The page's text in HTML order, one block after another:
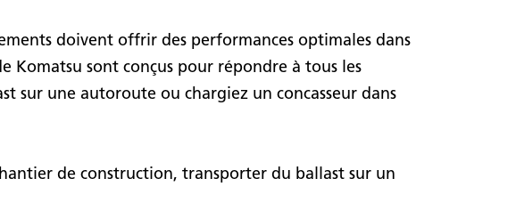
doivent offrir des performances optimales dans
Komatsu sont conçus pour répondre à tous les
sur une autoroute ou chargiez un concasseur dans
de construction, transporter du ballast sur un